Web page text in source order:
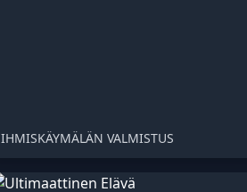
IHMISKÄYMÄLÄN VALMISTUS